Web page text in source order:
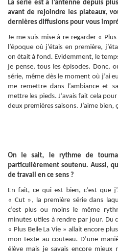
La série est à l’antenne depuis
avant de rejoindre les plateaux,
dernières diffusions pour vous
Je me suis mise à re-regarder « Plus
l’époque où j’étais en première,
on était à fond. Evidemment, le
je pense, tous les épisodes. Donc,
série, même dès le moment où j’ai
me remettre dans l’ambiance et
mettre les pieds. J’avais fait cela
deux premières saisons. J’aime bien,
On le sait, le rythme de
particulièrement soutenu. Aussi,
de travail en ce sens ?
En fait, ce qui est bien, c’est que
« Cut », la première série dans
c’est plus ou moins le même
minutes utiles à rendre par jour. Du
« Plus Belle La Vie » allait encore
mon texte au couteau. D’une
élève mais je savais encore